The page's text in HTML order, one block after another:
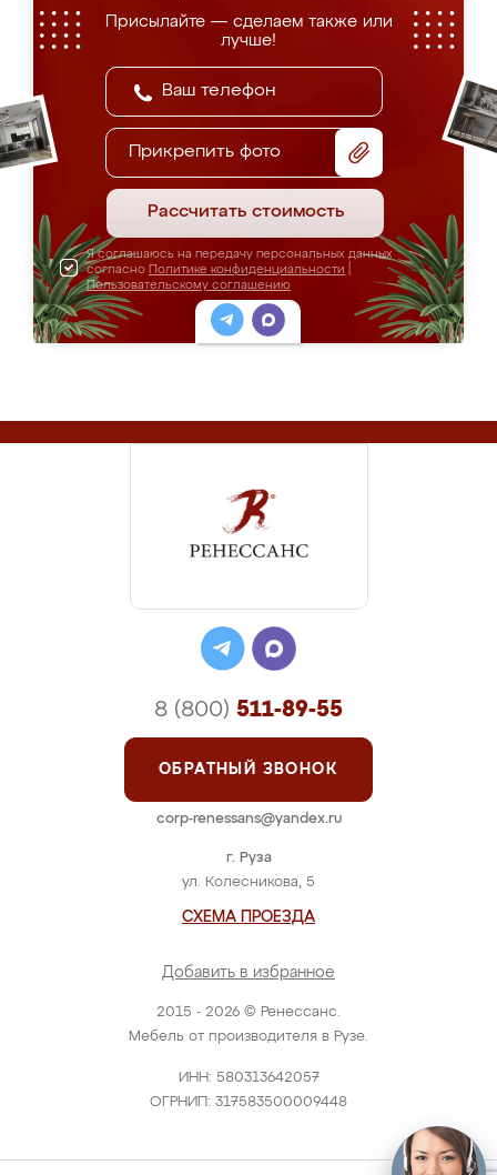
Присылайте — сделаем также или
лучше!
Прикрепить фото
Рассчитать стоимость
Я соглашаюсь на передачу персональных данных
согласно Политике конфиденциальности
Пользовательскому соглашению
2015 - 2026 © Ренессанс.
Мебель от производителя в Рузе.
ИНН: 580313642057
ОГРНИП: 317583500009448
г. Руза
ул. Колесникова, 5
СХЕМА ПРОЕЗДА
Добавить в избранное
8 (800) 511-89-55
ОБРАТНЫЙ ЗВОНОК
corp-renessans@yandex.ru